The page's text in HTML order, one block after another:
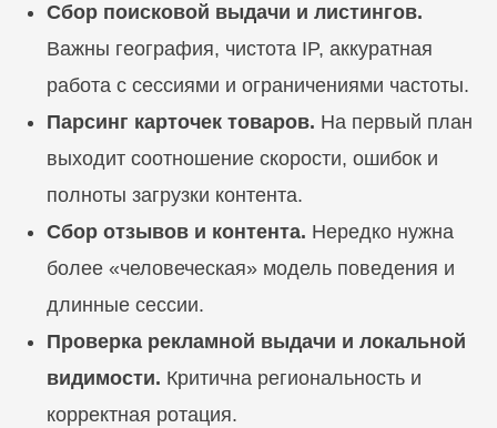
Сбор поисковой выдачи и листингов.
Важны география, чистота IP, аккуратная
работа с сессиями и ограничениями частоты.
Парсинг карточек товаров. На первый план
выходит соотношение скорости, ошибок и
полноты загрузки контента.
Сбор отзывов и контента. Нередко нужна
более «человеческая» модель поведения и
длинные сессии.
Проверка рекламной выдачи и локальной
видимости. Критична региональность и
корректная ротация.